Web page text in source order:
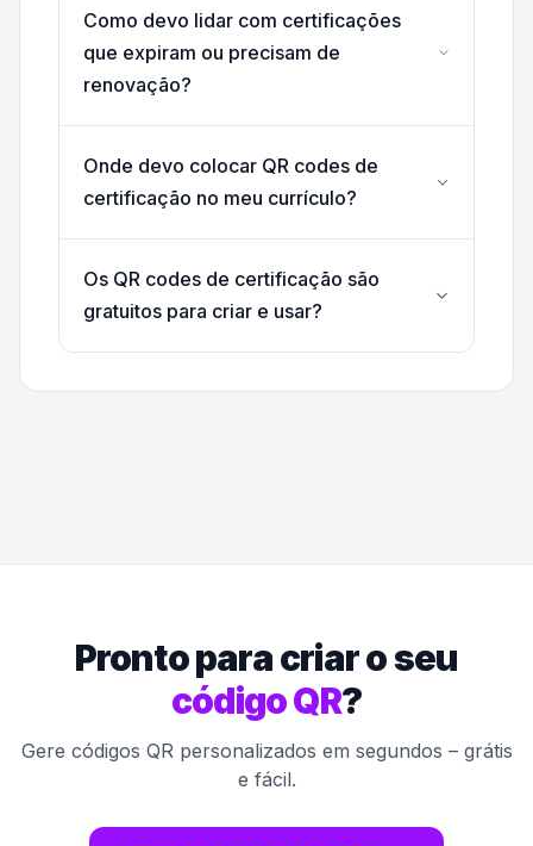
Como devo lidar com certificações
que expiram ou precisam de
renovação?
Onde devo colocar QR codes de
certificação no meu currículo?
Os QR codes de certificação são
gratuitos para criar e usar?
Pronto para criar o seu
código QR?
Gere códigos QR personalizados em segundos – grátis
e fácil.